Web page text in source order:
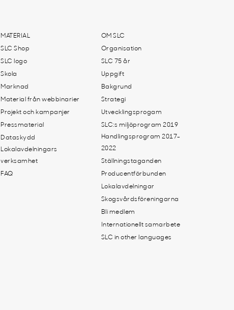
MATERIAL
SLC Shop
SLC logo
Skola
Marknad
Material från webbinarier
Projekt och kampanjer
Pressmaterial
Dataskydd
Lokalavdelningars
verksamhet
FAQ
OM SLC
Organisation
SLC 75 år
Uppgift
Bakgrund
Strategi
Utvecklingsprogam
SLC:s miljöprogram 2019
Handlingsprogram 2017-
2022
Ställningstaganden
Producentförbunden
Lokalavdelningar
Skogsvårdsföreningarna
Bli medlem
Internationellt samarbete
SLC in other languages